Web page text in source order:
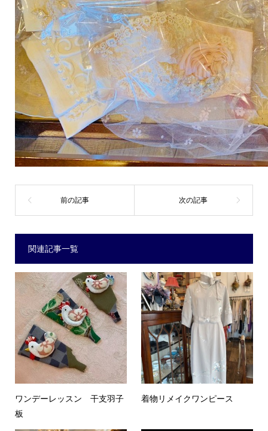
関連記事一覧
ワンデーレッスン 干支羽子
板
着物リメイクワンピース